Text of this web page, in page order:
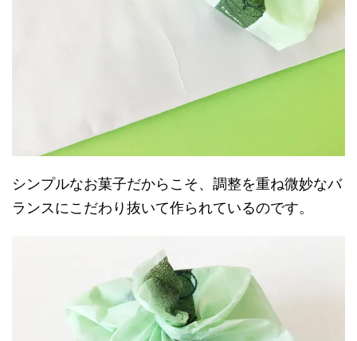
シンプルなお菓子だからこそ、調整を重ね微妙なバ
ランスにこだわり抜いて作られているのです。